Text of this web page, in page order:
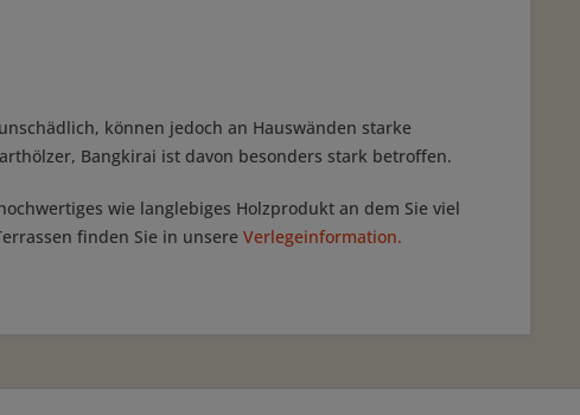
können jedoch an Hauswänden starke
Bangkirai ist davon besonders stark betroffen.
wie langlebiges Holzprodukt an dem Sie viel
finden Sie in unsere Verlegeinformation.